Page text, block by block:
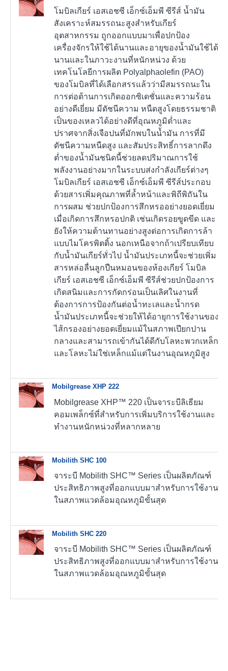
โมบิลเกียร์ เอสเอชซี เอ็กซ์เอ็มพี ซีรีส์ น้ำมัน
สังเคราะห์สมรรถนะสูงสำหรับเกียร์
อุตสาหกรรม ถูกออกแบบมาเพื่อปกป้อง
เครื่องจักรให้ใช้ได้นานและอายุของน้ำมันใช้ได้
นานและในภาวะงานที่หนักหน่วง ด้วย
เทคโนโลยีการผลิต Polyalphaolefin (PAO)
ของโมบิลที่ได้เลือกสรรแล้วว่ามีสมรรถนะใน
การต่อต้านการเกิดออกซิเดชั่นและความร้อน
อย่างดีเยี่ยม มีดัชนีความ หนืดสูงโดยธรรมชาติ
เป็นของเหลวได้อย่างดีที่อุณหภูมิต่ำและ
ปราศจากสิ่งเจือปนที่มักพบในน้ำมัน การที่มี
ดัชนีความหนืดสูง และสัมประสิทธิ์การลากดึง
ต่ำของน้ำมันชนิดนี้ช่วยลดปริมาณการใช้
พลังงานอย่างมากในระบบส่งกำลังเกียร์ต่างๆ
โมบิลเกียร์ เอสเอชซี เอ็กซ์เอ็มพี ซีรีส์ประกอบ
ด้วยสารเพิ่มคุณภาพที่ล้ำหน้าและพิถีพิถันใน
การผสม ช่วยปกป้องการสึกหรออย่างยอดเยี่ยม
เมื่อเกิดการสึกหรอปกติ เช่นเกิดรอยขูดขีด และ
ยังให้ความต้านทานอย่างสูงต่อการเกิดการล้า
แบบไมโครพิตติ้ง นอกเหนือจากถ้าเปรียบเทียบ
กับน้ำมันเกียร์ทั่วไป น้ำมันประเภทนี้จะช่วยเพิ่ม
สารหล่อลื่นลูกปืนหมอนของห้องเกียร์ โมบิล
เกียร์ เอสเอชซี เอ็กซ์เอ็มพี ซีรีส์ช่วยปกป้องการ
เกิดสนิมและการกัดกร่อนเป็นเลิศในงานที่
ต้องการการป้องกันต่อน้ำทะเลและน้ำกรด
น้ำมันประเภทนี้จะช่วยให้ได้อายุการใช้งานของ
ไส้กรองอย่างยอดเยี่ยมแม้ในสภาพเปียกปาน
กลางและสามารถเข้ากันได้ดีกับโลหะพวกเหล็ก
และโลหะไม่ใช่เหล็กแม้แต่ในงานอุณหภูมิสูง
Mobilgrease XHP 222
Mobilgrease XHP™ 220 เป็นจาระบีลิเธียม
คอมเพล็กซ์ที่สำหรับการเพิ่มบริการใช้งานและ
ทำงานหนักหน่วงที่หลากหลาย
Mobilith SHC 100
จาระบี Mobilith SHC™ Series เป็นผลิตภัณฑ์
ประสิทธิภาพสูงที่ออกแบบมาสำหรับการใช้งาน
ในสภาพแวดล้อมอุณหภูมิขั้นสุด
Mobilith SHC 220
จาระบี Mobilith SHC™ Series เป็นผลิตภัณฑ์
ประสิทธิภาพสูงที่ออกแบบมาสำหรับการใช้งาน
ในสภาพแวดล้อมอุณหภูมิขั้นสุด